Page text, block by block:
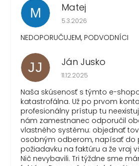
M Matej
Hodnotenie obchodu
5.3.2026
NEDOPORUČUJEM, PODVODNÍCI
JJ Ján Jusko
Hodnotenie obchodu
11.12.2025
Naša skúsenosť s týmto e-
katastrofálna. Už po prvom
profesionálny prístup tu
nám zamestnanec odporučil
vlastného systému: objednať
osobným odberom, napísať do
požiadavku na faktúru a že vraj
Nič nevybavili. Tri týždne sme